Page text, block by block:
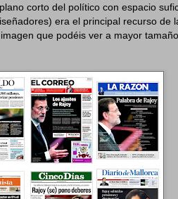
corto del político con espacio
era el principal recurso de
que podéis ver a mayor